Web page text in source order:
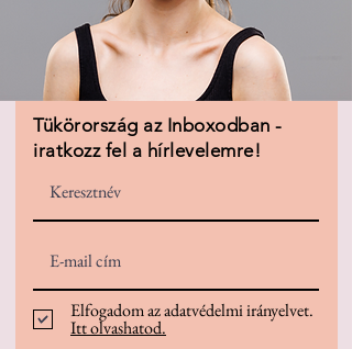
Tükörország az Inboxodban -
iratkozz fel a hírlevelemre!
Elfogadom az adatvédelmi irányelvet.
Itt olvashatod.